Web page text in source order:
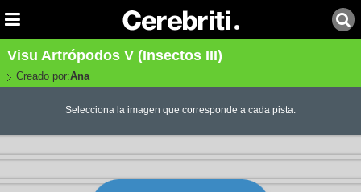
Visu Artrópodos V (Insectos III)
Creado por:Ana
Selecciona la imagen que corresponde a cada pista.